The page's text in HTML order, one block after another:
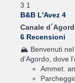
3 1
B&B L'Avez 4
Canale
6 Recensioni
🏔️ Benvenuti nel
d’Agordo, dove
Ammet.